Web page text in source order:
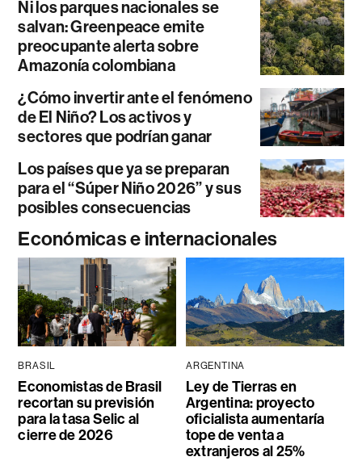
Ni los parques nacionales se
salvan: Greenpeace emite
preocupante alerta sobre
Amazonía colombiana
¿Cómo invertir ante el fenómeno
de El Niño? Los activos y
sectores que podrían ganar
Los países que ya se preparan
para el “Súper Niño 2026” y sus
posibles consecuencias
Económicas e internacionales
BRASIL
Economistas de Brasil
recortan su previsión
para la tasa Selic al
cierre de 2026
ARGENTINA
Ley de Tierras en
Argentina: proyecto
oficialista aumentaría
tope de venta a
extranjeros al 25%